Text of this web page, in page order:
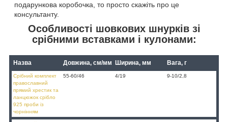
подарункова коробочка, то просто скажіть про це
консультанту.
Особливості шовкових шнурків зі
срібними вставками і кулонами:
Назва Довжина, см/мм Ширина, мм Вага, г
Срібний комплект
православний
прямий хрестик та
ланцюжок срібло
925 проби із
чорнінням
55-60/46 4/19 9-10/2,8